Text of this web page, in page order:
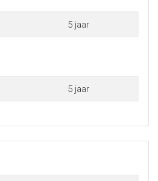
5 jaar
5 jaar